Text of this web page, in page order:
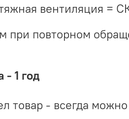
вентиляция =
при повторном
- 1 год
товар - всегда